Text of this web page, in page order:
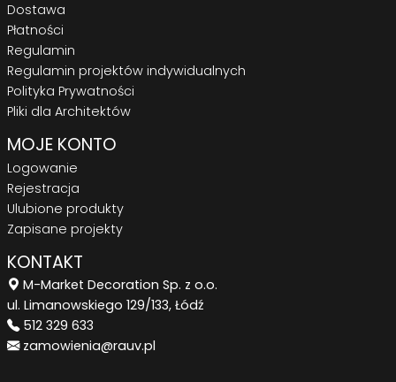
Dostawa
Płatności
Regulamin
Regulamin projektów indywidualnych
Polityka Prywatności
Pliki dla Architektów
MOJE KONTO
Logowanie
Rejestracja
Ulubione produkty
Zapisane projekty
KONTAKT
M-Market Decoration Sp. z o.o.
ul. Limanowskiego 129/133, Łódź
512 329 633
zamowienia@rauv.pl